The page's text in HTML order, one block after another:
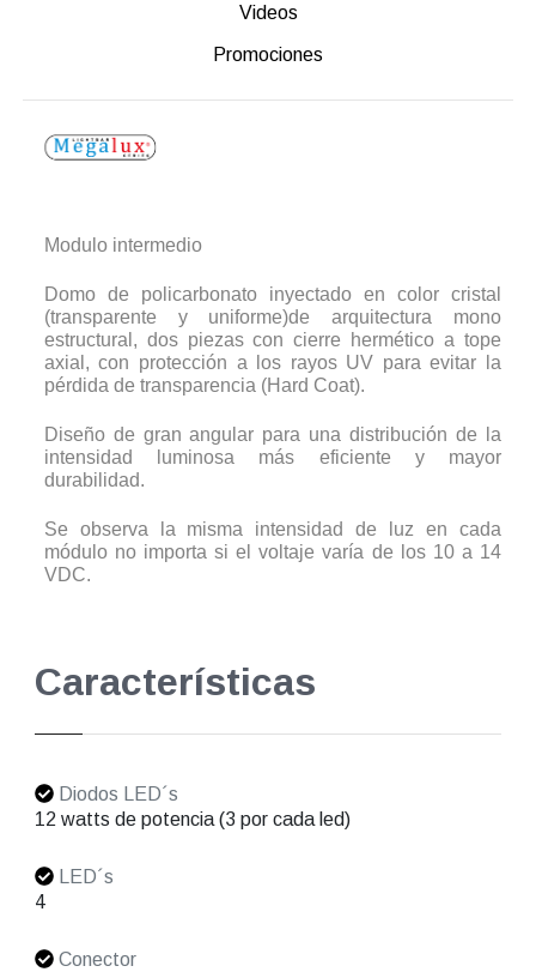
Videos
Promociones
Modulo intermedio
Domo de policarbonato inyectado en color cristal
(transparente y uniforme)de arquitectura mono
estructural, dos piezas con cierre hermético a tope
axial, con protección a los rayos UV para evitar la
pérdida de transparencia (Hard Coat).
Diseño de gran angular para una distribución de la
intensidad luminosa más eficiente y mayor
durabilidad.
Se observa la misma intensidad de luz en cada
módulo no importa si el voltaje varía de los 10 a 14
VDC.
Características
Diodos LED´s
12 watts de potencia (3 por cada led)
LED´s
4
Conector